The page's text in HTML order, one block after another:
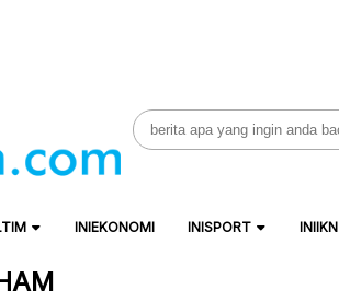
Search
for:
INIEKONOMI INISPORT INIIKN